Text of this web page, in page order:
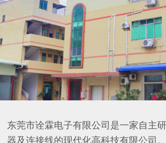
东莞市诠霖电子有限公司是一家自主
器及连接线的现代化高科技有限公司